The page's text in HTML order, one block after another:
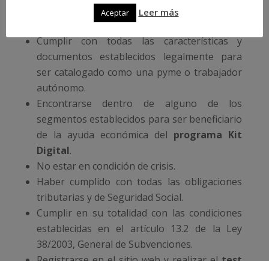
Cumplir con todas las características y
documentos establecidos legalmente para
ser catalogado como una pyme o trabajador
autónomo.
Encontrarse dentro de alguno de los
segmentos establecidos para ser beneficiario
de la ayuda económica del programa Kit
Digital.
No estar en condición de crisis.
Haber cumplido con todas las obligaciones
tributarias y de Seguridad Social.
Cumplir en su totalidad con las condiciones
establecidas en el artículo 13.2 de la Ley
38/2003, General de Subvenciones.
Aceptar Leer más